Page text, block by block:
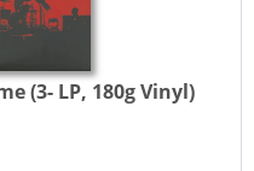
(3- LP, 180g Vinyl)